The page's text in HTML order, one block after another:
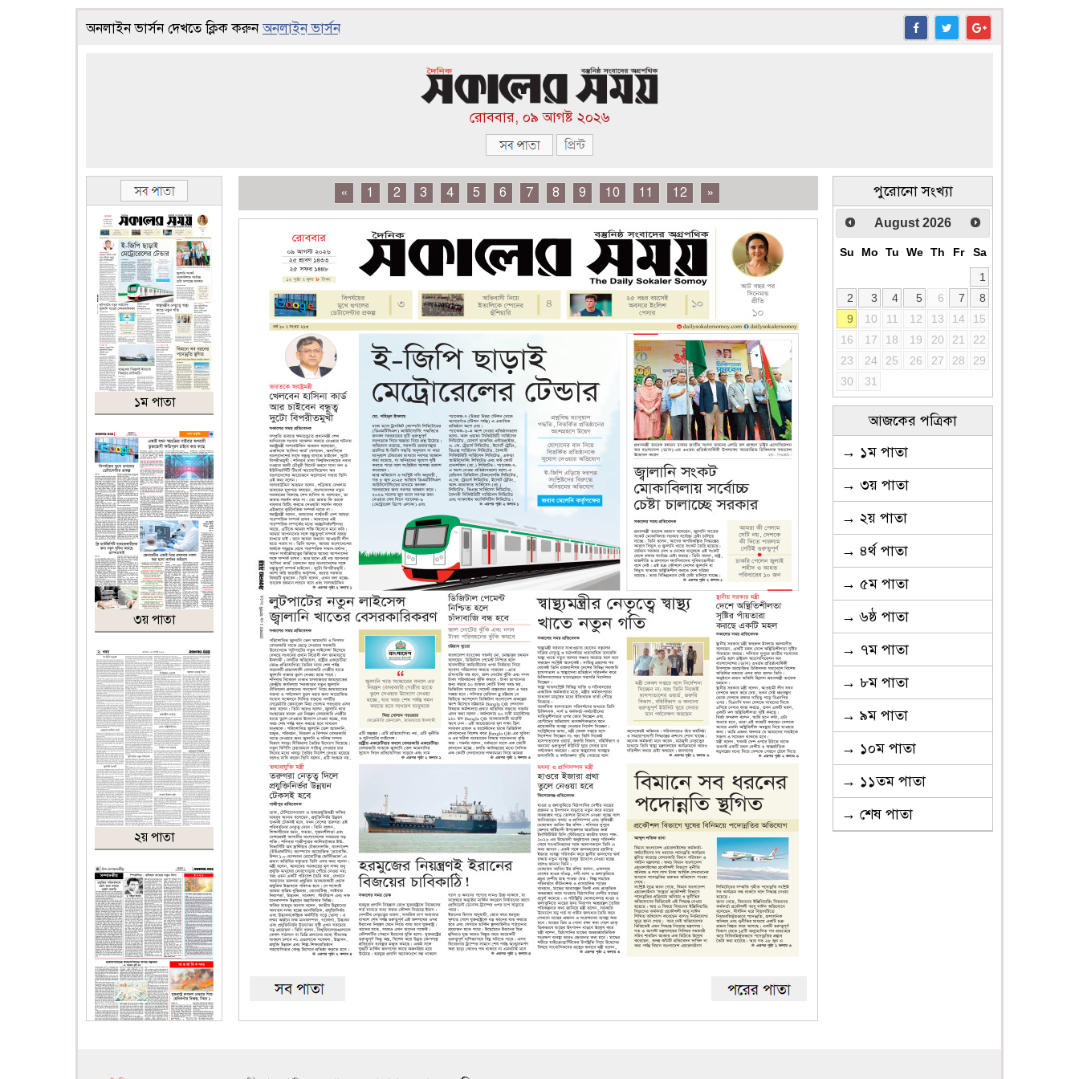
অনলাইন ভার্সন দেখতে ক্লিক করুনঅনলাইন ভার্সন
রোববার, ০৯ আগষ্ট ২০২৬
১ম পাতা
৩য় পাতা
২য় পাতা
« 1 2 3 4 5 6 7 8 9 10 11 12 » পুরোনো সংখ্যা
August 2026
Su Mo Tu We Th Fr
Sa
1
2
3 4 5 6 7
8
9
10 11 12 13 14
15
16
17 18 19 20 21
22
23
24 25 26 27 28
29
30
31
আজকের পত্রিকা
→ ১ম পাতা
→ ৩য় পাতা
→ ২য় পাতা
→ ৪র্থ পাতা
→ ৫ম পাতা
→ ৬ষ্ঠ পাতা
→ ৭ম পাতা
→ ৮ম পাতা
→ ৯ম পাতা
→ ১০ম পাতা
→ ১১তম পাতা
→ শেষ পাতা